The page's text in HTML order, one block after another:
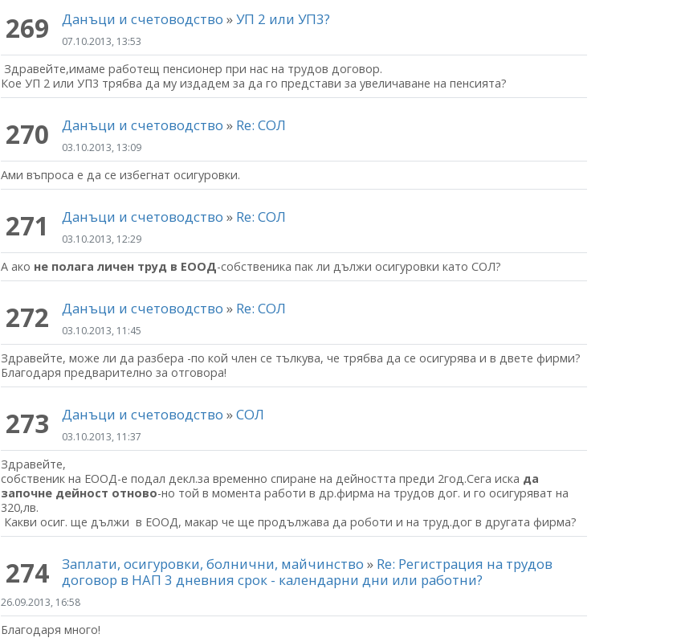
269 Данъци и счетоводство »УП 2 или УП3?
07.10.2013, 13:53
Здравейте,имаме работещ пенсионер при нас на трудов договор.
Кое УП 2 или УП3 трябва да му издадем за да го представи за увеличаване на пенсията?
270 Данъци и счетоводство » Re: СОЛ
03.10.2013, 13:09
Ами въпроса е да се избегнат осигуровки.
271 Данъци и счетоводство » Re: СОЛ
03.10.2013, 12:29
А ако не полага личен труд в ЕООД-собственика пак ли дължи осигуровки като СОЛ?
272 Данъци и счетоводство » Re: СОЛ
03.10.2013, 11:45
Здравейте, може ли да разбера -по кой член се тълкува, че трябва да се осигурява и в двете фирми?
Благодаря предварително за отговора!
273 Данъци и счетоводство »СОЛ
03.10.2013, 11:37
Здравейте,
собственик на ЕООД-е подал декл.за временно спиране на дейността преди 2год.Сега иска да
започне дейност отново-но той в момента работи в др.фирма на трудов дог. и го осигуряват на
320,лв.
Какви осиг. ще дължи в ЕООД, макар че ще продължава да роботи и на труд.дог в другата фирма?
274 Заплати, осигуровки, болнични, майчинство» Re: Регистрация на трудов
договор в НАП 3 дневния срок - календарни дни или работни?
26.09.2013, 16:58
Благодаря много!